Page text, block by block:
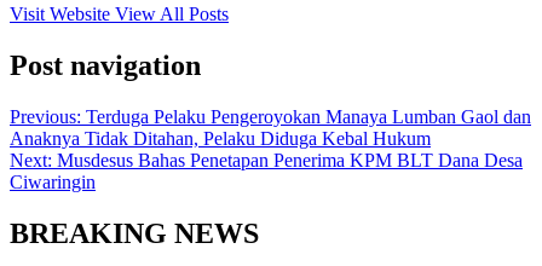
Visit Website View All Posts
Post navigation
Previous: Terduga Pelaku Pengeroyokan Manaya Lumban Gaol dan
Anaknya Tidak Ditahan, Pelaku Diduga Kebal Hukum
Next: Musdesus Bahas Penetapan Penerima KPM BLT Dana Desa
Ciwaringin
BREAKING NEWS